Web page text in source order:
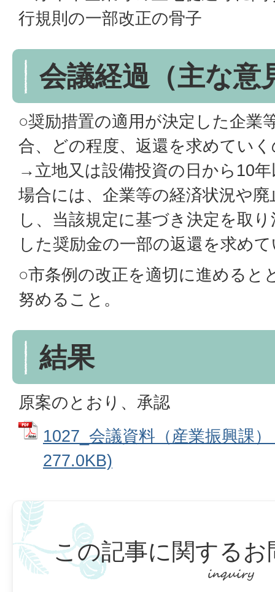
行規則の一部改正の骨子
会議経過（主な意
○奨励措置の適用が決定した企業
合、どの程度、返還を求めてい
→立地又は設備投資の日から10
場合には、企業等の経済状況や
し、当該規定に基づき決定を取
した奨励金の一部の返還を求め
○市条例の改正を適切に進めると
努めること。
結果
原案のとおり、承認
1027_会議資料（産業振興課
277.0KB)
この記事に関するお